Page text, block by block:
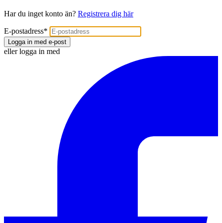
Har du inget konto än? Registrera dig här
E-postadress*
Logga in med e-post
eller logga in med